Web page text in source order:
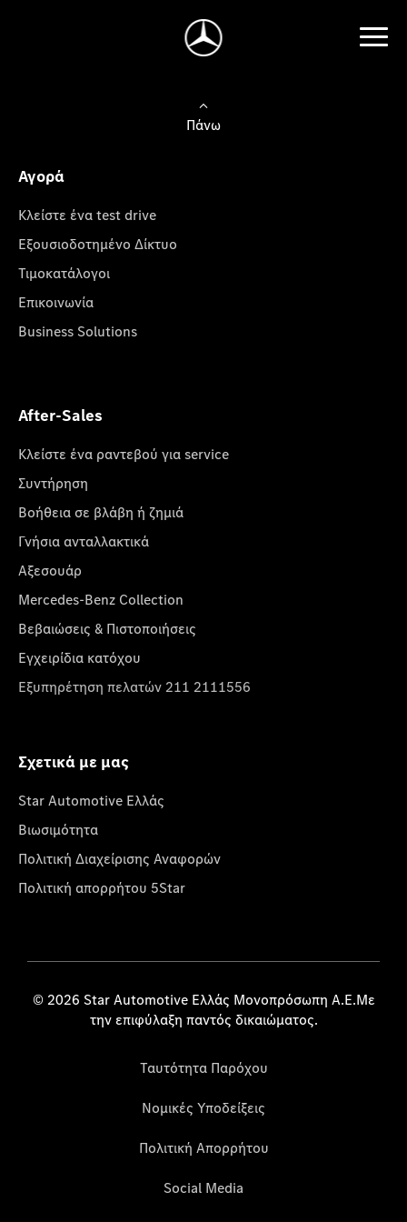
Πάνω
Αγορά
Κλείστε ένα test drive
Εξουσιοδοτημένο Δίκτυο
Τιμοκατάλογοι
Επικοινωνία
Business Solutions
After-Sales
Κλείστε ένα ραντεβού για service
Συντήρηση
Βοήθεια σε βλάβη ή ζημιά
Γνήσια ανταλλακτικά
Αξεσουάρ
Mercedes-Benz Collection
Βεβαιώσεις & Πιστοποιήσεις
Εγχειρίδια κατόχου
Εξυπηρέτηση πελατών 211 2111556
Σχετικά με μας
Star Automotive Ελλάς
Βιωσιμότητα
Πολιτική Διαχείρισης Αναφορών
Πολιτική απορρήτου 5Star
© 2026 Star Automotive Ελλάς Μονοπρόσωπη Α.Ε.Με
την επιφύλαξη παντός δικαιώματος.
Ταυτότητα Παρόχου
Νομικές Υποδείξεις
Πολιτική Απορρήτου
Social Media